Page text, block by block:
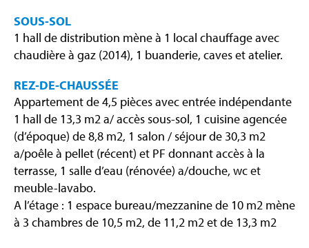
SOUS-SOL
1 hall de distribution mène à 1 local chauffage avec
chaudière à gaz (2014), 1 buanderie, caves et atelier.
REZ-DE-CHAUSSÉE
Appartement de 4,5 pièces avec entrée indépendante
1 hall de 13,3 m2 a/ accès sous-sol, 1 cuisine agencée
(d’époque) de 8,8 m2, 1 salon / séjour de 30,3 m2
a/poêle à pellet (récent) et PF donnant accès à la
terrasse, 1 salle d’eau (rénovée) a/douche, wc et
meuble-lavabo.
A l’étage : 1 espace bureau/mezzanine de 10 m2 mène
à 3 chambres de 10,5 m2, de 11,2 m2 et de 13,3 m2